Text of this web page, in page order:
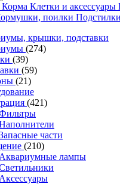
Корма Клетки и аксессуары
поилки Подстилки
крышки, подставки
(274)
(39)
(59)
(21)
(421)
части
(210)
Аквариумные лампы
Аксессуары